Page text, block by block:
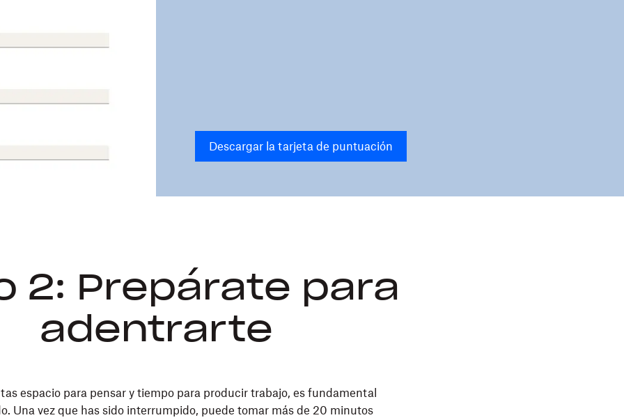
Descargar la tarjeta de puntuación
2: Prepárate para
adentrarte
espacio para pensar y tiempo para producir trabajo, es fundamental
Una vez que has sido interrumpido, puede tomar más de 20 minutos